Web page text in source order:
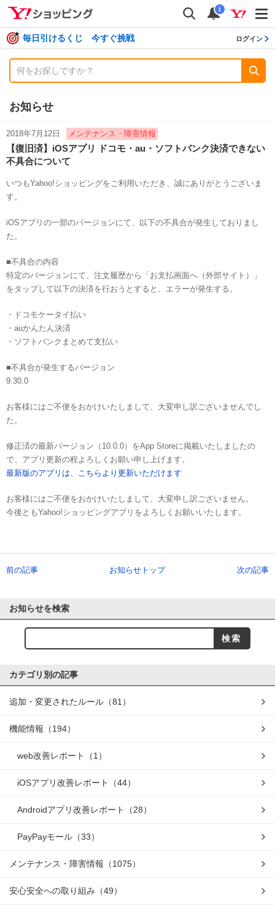
検索
通知
i
毎日引けるくじ 今すぐ挑戦 ログイン
お知らせ
2018年7月12日 メンテナンス・障害情報
【復旧済】iOSアプリ ドコモ・au・ソフトバンク決済できない
不具合について
いつもYahoo!ショッピングをご利用いただき、誠にありがとうございま
す。
iOSアプリの一部のバージョンにて、以下の不具合が発生しておりまし
た。
■不具合の内容
特定のバージョンにて、注文履歴から「お支払画面へ（外部サイト）」
をタップして以下の決済を行おうとすると、エラーが発生する。
・ドコモケータイ払い
・auかんたん決済
・ソフトバンクまとめて支払い
■不具合が発生するバージョン
9.30.0
お客様にはご不便をおかけいたしまして、大変申し訳ございませんでし
た。
修正済の最新バージョン（10.0.0）をApp Storeに掲載いたしましたの
で、アプリ更新の程よろしくお願い申し上げます。
最新版のアプリは、こちらより更新いただけます
お客様にはご不便をおかけいたしまして、大変申し訳ございません。
今後ともYahoo!ショッピングアプリをよろしくお願いいたします。
前の記事 お知らせトップ 次の記事
お知らせを検索
カテゴリ別の記事
追加・変更されたルール （81）
機能情報 （194）
web改善レポート （1）
iOSアプリ改善レポート （44）
Androidアプリ改善レポート （28）
PayPayモール （33）
メンテナンス・障害情報 （1075）
安心安全への取り組み （49）